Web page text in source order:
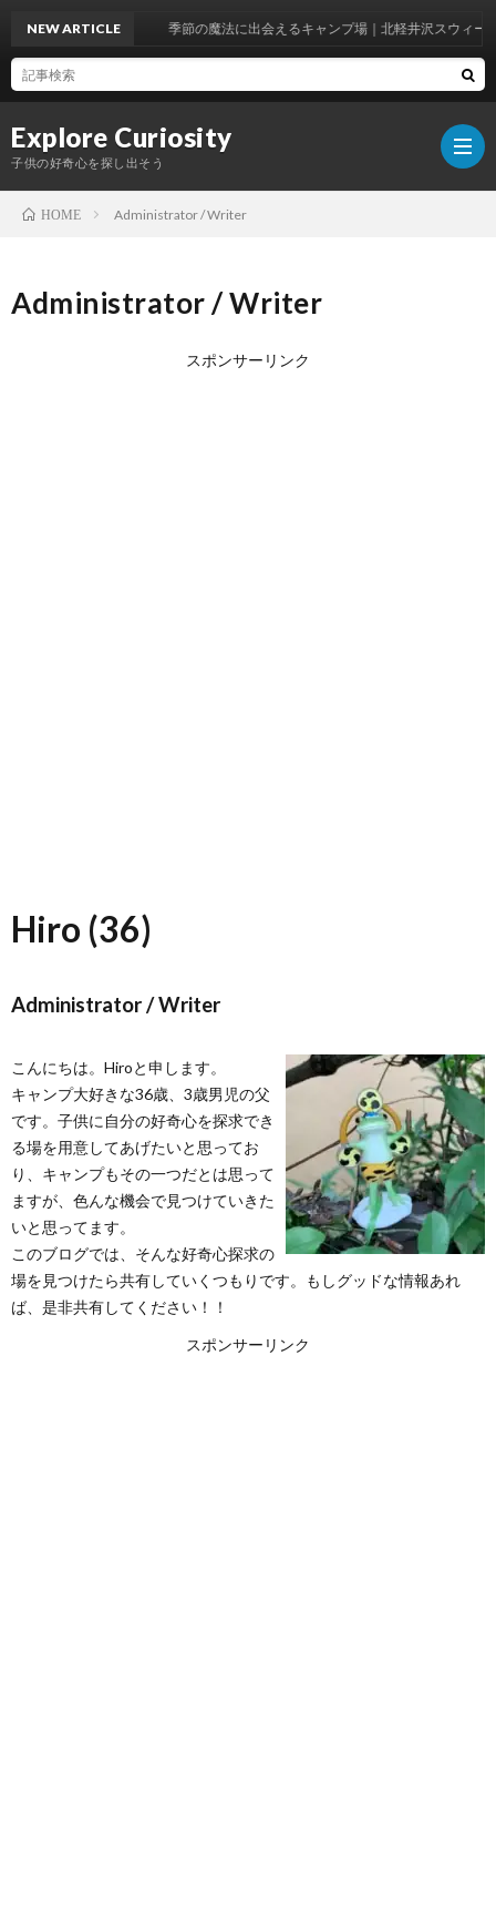
Explore Curiosity
子供の好奇心を探し出そう
理
者・
NEW ARTICLE 季節の魔法に出会えるキャンプ場｜北軽井沢スウィートグラ
HOME Administrator / Writer
Administrator / Writer
スポンサーリンク
Hiro (36)
Administrator / Writer
こんにちは。Hiroと申します。
キャンプ大好きな36歳、3歳男児の父
です。子供に自分の好奇心を探求でき
る場を用意してあげたいと思ってお
り、キャンプもその一つだとは思って
ますが、色んな機会で見つけていきた
いと思ってます。
このブログでは、そんな好奇心探求の
場を見つけたら共有していくつもりです。もしグッドな情報あれ
ば、是非共有してください！！
スポンサーリンク